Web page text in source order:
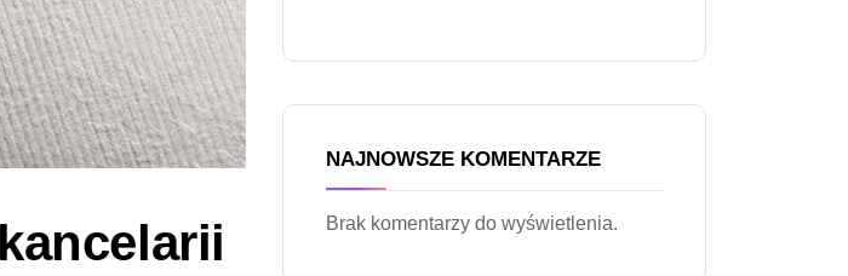
NAJNOWSZE KOMENTARZE
Brak komentarzy do wyświetlenia.